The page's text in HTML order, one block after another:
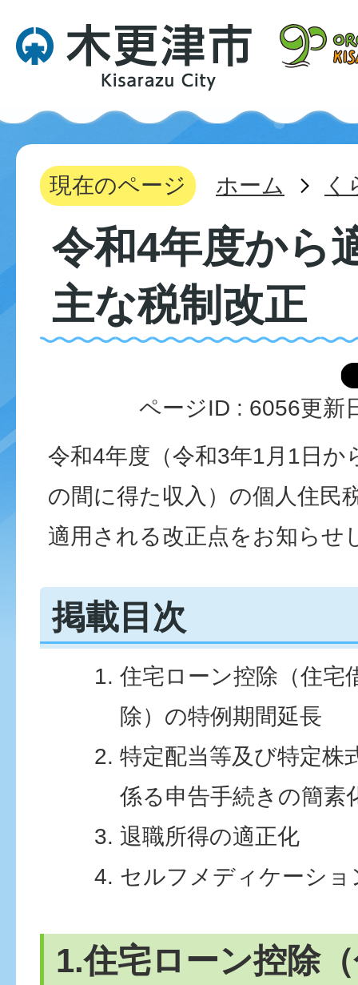
現在のページ ホーム く
令和4年度から
主な税制改正
ページID : 6056更新
令和4年度（令和3年1月1日か
の間に得た収入）の個人住民
適用される改正点をお知らせ
掲載目次
住宅ローン控除（住宅
除）の特例期間延長
特定配当等及び特定株
係る申告手続きの簡素
退職所得の適正化
セルフメディケーショ
1.住宅ローン控除